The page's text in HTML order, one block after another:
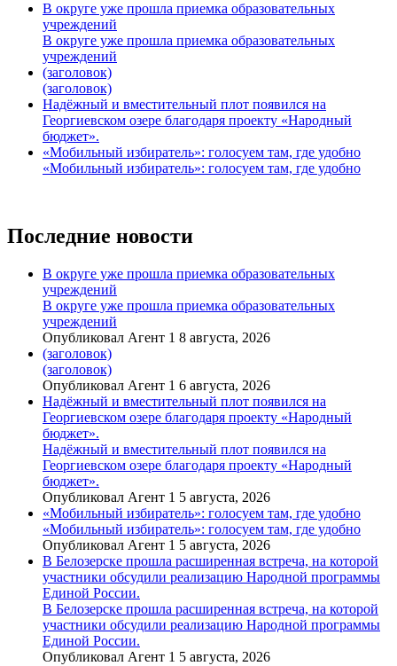
В округе уже прошла приемка образовательных
учреждений
В округе уже прошла приемка образовательных
учреждений
(заголовок)
(заголовок)
Надёжный и вместительный плот появился на
Георгиевском озере благодаря проекту «Народный
бюджет».
«Мобильный избиратель»: голосуем там, где удобно
«Мобильный избиратель»: голосуем там, где удобно
Последние новости
В округе уже прошла приемка образовательных
учреждений
В округе уже прошла приемка образовательных
учреждений
Опубликовал Агент 1 8 августа, 2026
(заголовок)
(заголовок)
Опубликовал Агент 1 6 августа, 2026
Надёжный и вместительный плот появился на
Георгиевском озере благодаря проекту «Народный
бюджет».
Надёжный и вместительный плот появился на
Георгиевском озере благодаря проекту «Народный
бюджет».
Опубликовал Агент 1 5 августа, 2026
«Мобильный избиратель»: голосуем там, где удобно
«Мобильный избиратель»: голосуем там, где удобно
Опубликовал Агент 1 5 августа, 2026
В Белозерске прошла расширенная встреча, на которой
участники обсудили реализацию Народной программы
Единой России.
В Белозерске прошла расширенная встреча, на которой
участники обсудили реализацию Народной программы
Единой России.
Опубликовал Агент 1 5 августа, 2026